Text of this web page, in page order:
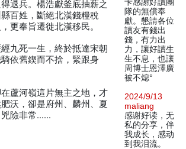
退兵。楊浩獻釜底抽薪之
百姓，斷絕北漢錢糧稅
更奉旨遷徙北漢移民。
九死一生，終於抵達宋朝
依舊鍥而不捨，緊跟身
蘆河嶺這片無主之地，才
沃，卻是府州、麟州、夏
兇險非常……
隊的無償奉
獻。懇請各位
讀友有錢出
錢，有力出
力，讓好讀生
生不息，也讓
周博士恩澤廣
被不熄°
2024/9/13
maliang
感谢好读，无
私的分享，伴
我成长，感动
到我泪流。